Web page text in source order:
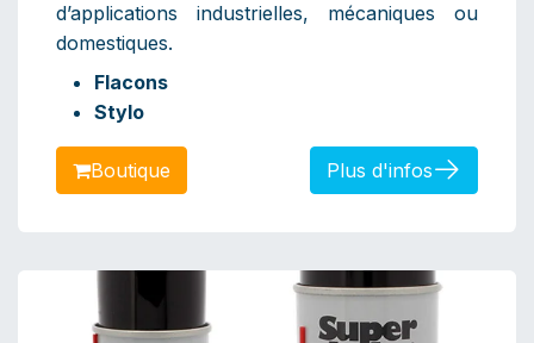
d’applications industrielles, mécaniques ou
domestiques.
Flacons
Stylo
Bou​​​​​​tique Plus d'infos